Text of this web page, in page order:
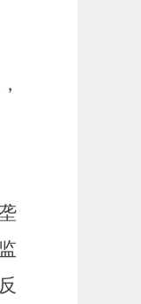
，